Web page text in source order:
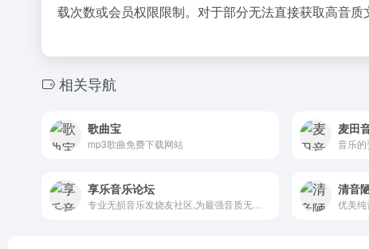
载次数或会员权限限制。对于部分无法直接获取高音
相关导航
歌曲宝
mp3歌曲免费下载网站
麦田
音乐的
享乐音乐论坛 清音
优美